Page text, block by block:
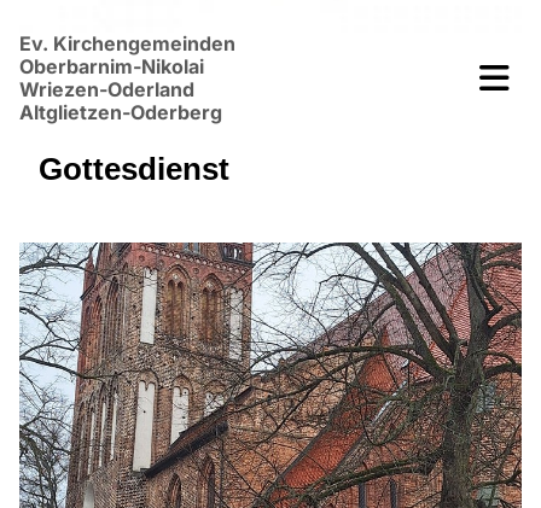
Ev. Kirchengemeinden
Oberbarnim-Nikolai
Wriezen-Oderland
Altglietzen-Oderberg
Gottesdienst